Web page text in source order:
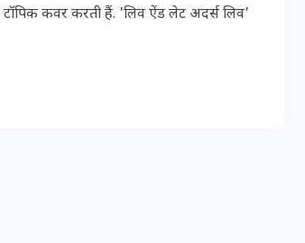
कवर करती हैं. 'लिव ऐंड लेट अदर्स लिव'